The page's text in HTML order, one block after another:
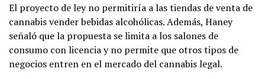
El proyecto de ley no permitiría a las tiendas de venta de
cannabis vender bebidas alcohólicas. Además, Haney
señaló que la propuesta se limita a los salones de
consumo con licencia y no permite que otros tipos de
negocios entren en el mercado del cannabis legal.